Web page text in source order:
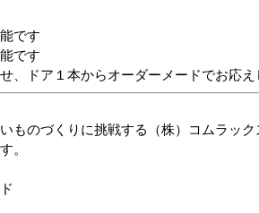
です
です
、ドア１本からオーダーメードでお応え
ものづくりに挑戦する（株）コムラッ
。